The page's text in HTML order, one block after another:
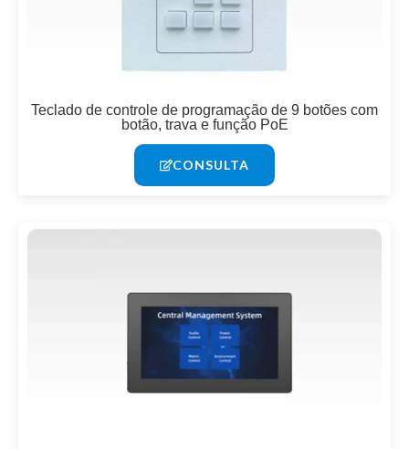
Teclado de controle de programação de 9 botões com
botão, trava e função PoE
CONSULTA